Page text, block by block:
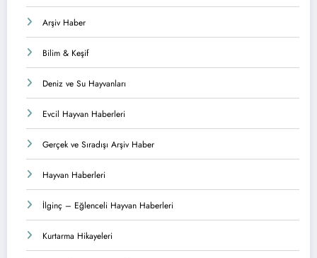
Arşiv Haber
Bilim & Keşif
Deniz ve Su Hayvanları
Evcil Hayvan Haberleri
Gerçek ve Sıradışı Arşiv Haber
Hayvan Haberleri
İlginç – Eğlenceli Hayvan Haberleri
Kurtarma Hikayeleri